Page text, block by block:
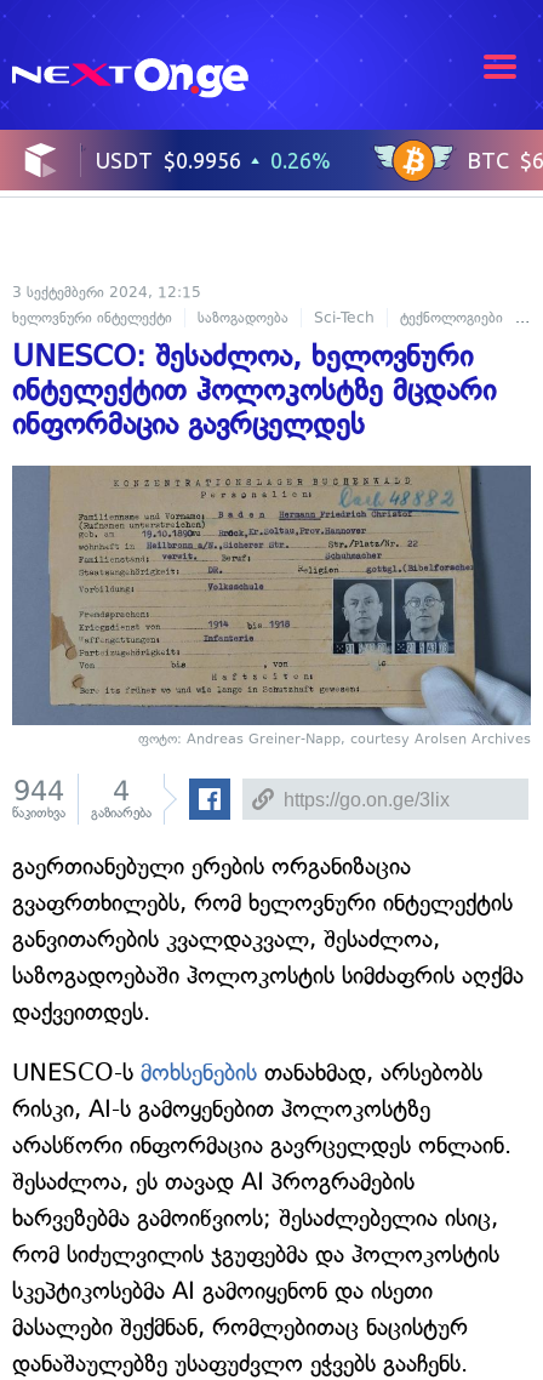
3 სექტემბერი 2024, 12:15
ხელოვნური ინტელექტი
საზოგადოება Sci-Tech ტექნოლოგიები
UNESCO: შესაძლოა, ხელოვნური
ინტელექტით ჰოლოკოსტზე მცდარი
ინფორმაცია გავრცელდეს
ფოტო: Andreas Greiner-Napp, courtesy Arolsen Archives
944
წაკითხვა
4
გაზიარება
გაერთიანებული ერების ორგანიზაცია
გვაფრთხილებს, რომ ხელოვნური ინტელექტის
განვითარების კვალდაკვალ, შესაძლოა,
საზოგადოებაში ჰოლოკოსტის სიმძაფრის აღქმა
დაქვეითდეს.
UNESCO-ს მოხსენების თანახმად, არსებობს
რისკი, AI-ს გამოყენებით ჰოლოკოსტზე
არასწორი ინფორმაცია გავრცელდეს ონლაინ.
შესაძლოა, ეს თავად AI პროგრამების
ხარვეზებმა გამოიწვიოს; შესაძლებელია ისიც,
რომ სიძულვილის ჯგუფებმა და ჰოლოკოსტის
სკეპტიკოსებმა AI გამოიყენონ და ისეთი
მასალები შექმნან, რომლებითაც ნაცისტურ
დანაშაულებზე უსაფუძვლო ეჭვებს გააჩენს.